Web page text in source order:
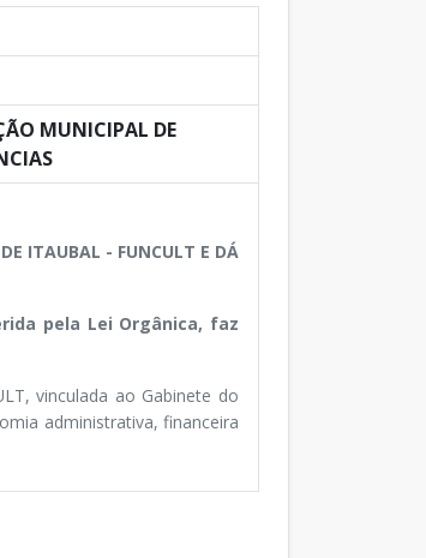
MUNICIPAL DE
ITAUBAL - FUNCULT E DÁ
pela Lei Orgânica, faz
vinculada ao Gabinete do
administrativa, financeira